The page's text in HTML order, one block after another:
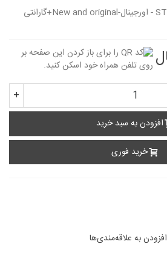
+
افزودن به سبد خرید
خرید فوری
افزودن به علاقه‌مندی‌ها